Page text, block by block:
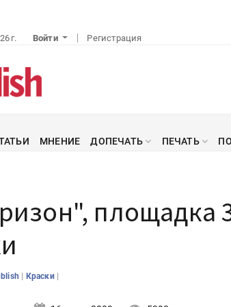
г. Войти Регистрация
МНЕНИЕ ДОПЕЧАТЬ ПЕЧАТЬ
площадка
| Краски |